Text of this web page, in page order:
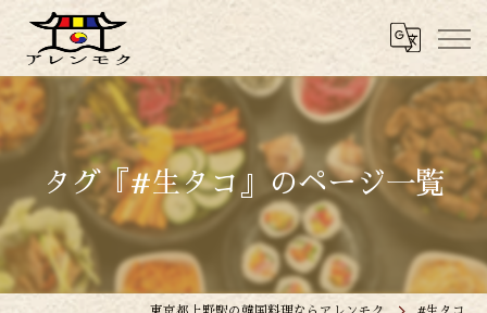
タグ『#生タコ』のページ一覧